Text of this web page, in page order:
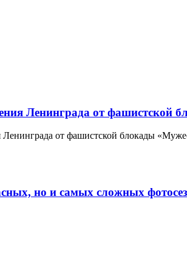
Ленинграда от фашистской
от фашистской блокады
но и самых сложных